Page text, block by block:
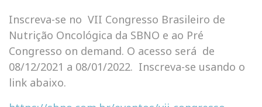
Inscreva-se no VII Congresso Brasileiro de
Nutrição Oncológica da SBNO e ao Pré
Congresso on demand. O acesso será de
08/12/2021 a 08/01/2022. Inscreva-se usando o
link abaixo.